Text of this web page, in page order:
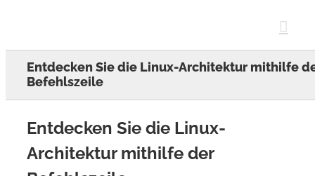
Entdecken Sie die Linux-Architektur mithilfe
Befehlszeile
Entdecken Sie die Linux-
Architektur mithilfe der